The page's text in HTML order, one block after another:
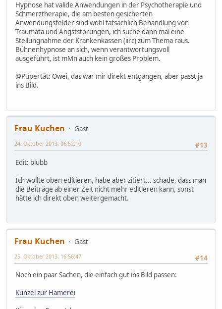
Hypnose hat valide Anwendungen in der Psychotherapie und
Schmerztherapie, die am besten gesicherten
Anwendungsfelder sind wohl tatsächlich Behandlung von
Traumata und Angststörungen, ich suche dann mal eine
Stellungnahme der Krankenkassen (iirc) zum Thema raus.
Bühnenhypnose an sich, wenn verantwortungsvoll
ausgeführt, ist mMn auch kein großes Problem.
@Pupertät: Owei, das war mir direkt entgangen, aber passt ja
ins Bild.
Frau Kuchen
Gast
#13
24. Oktober 2013, 06:52:10
Edit: blubb
Ich wollte oben editieren, habe aber zitiert... schade, dass man
die Beiträge ab einer Zeit nicht mehr editieren kann, sonst
hätte ich direkt oben weitergemacht.
Frau Kuchen
Gast
#14
25. Oktober 2013, 16:56:47
Noch ein paar Sachen, die einfach gut ins Bild passen:
Künzel zur Hamerei